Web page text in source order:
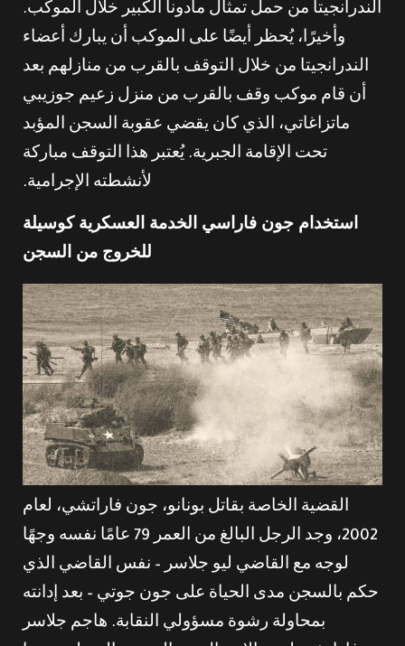
الندرانجيتا من حمل تمثال مادونا الكبير خلال الموكب.
وأخيرًا، يُحظر أيضًا على الموكب أن يبارك أعضاء
الندرانجيتا من خلال التوقف بالقرب من منازلهم بعد
أن قام موكب وقف بالقرب من منزل زعيم جوزيبي
ماتزاغاتي، الذي كان يقضي عقوبة السجن المؤبد
تحت الإقامة الجبرية. يُعتبر هذا التوقف مباركة
لأنشطته الإجرامية.
استخدام جون فاراسي الخدمة العسكرية كوسيلة
للخروج من السجن
القضية الخاصة بقاتل بونانو، جون فاراتشي، لعام
2002، وجد الرجل البالغ من العمر 79 عامًا نفسه وجهًا
لوجه مع القاضي ليو جلاسر – نفس القاضي الذي
حكم بالسجن مدى الحياة على جون جوتي – بعد إدانته
بمحاولة رشوة مسؤولي النقابة. هاجم جلاسر